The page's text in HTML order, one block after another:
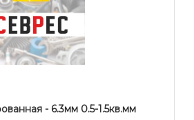
- 6.3мм 0.5-1.5кв.мм